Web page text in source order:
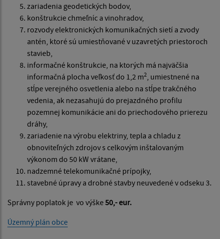
zariadenia geodetických bodov,
konštrukcie chmeľníc a vinohradov,
rozvody elektronických komunikačných sietí a zvody
antén, ktoré sú umiestňované v uzavretých priestoroch
stavieb,
informačné konštrukcie, na ktorých má najväčšia
informačná plocha veľkosť do 1,2 m2, umiestnené na
stĺpe verejného osvetlenia alebo na stĺpe trakčného
vedenia, ak nezasahujú do prejazdného profilu
pozemnej komunikácie ani do priechodového prierezu
dráhy,
zariadenie na výrobu elektriny, tepla a chladu z
obnoviteľných zdrojov s celkovým inštalovaným
výkonom do 50 kW vrátane,
nadzemné telekomunikačné prípojky,
stavebné úpravy a drobné stavby neuvedené v odseku 3.
Správny poplatok je vo výške50,- eur.
Územný plán obce